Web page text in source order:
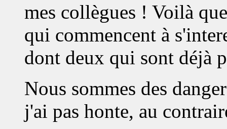
mes collègues ! Voilà
qui commencent à
dont deux qui sont déjà
Nous sommes des
j'ai pas honte, au